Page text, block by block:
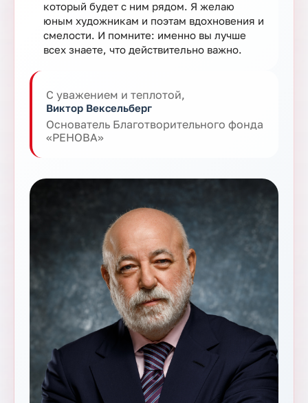
который будет с ним рядом. Я желаю
юным художникам и поэтам вдохновения и
смелости. И помните: именно вы лучше
всех знаете, что действительно важно.
С уважением и теплотой,
Виктор Вексельберг
Основатель Благотворительного фонда
«РЕНОВА»